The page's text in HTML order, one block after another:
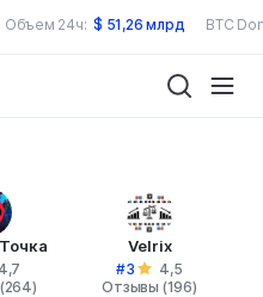
Объем 24ч: $ 51,26 млрд BTC
4,7
Velrix
#3
4,5
Отзывы (196)